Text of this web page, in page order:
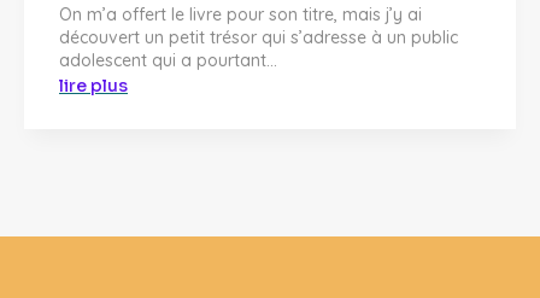
On m’a offert le livre pour son titre, mais j’y ai
découvert un petit trésor qui s’adresse à un public
adolescent qui a pourtant...
lire plus